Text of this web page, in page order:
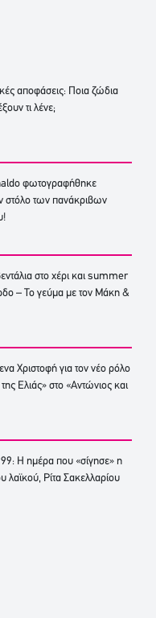
αποφάσεις: Ποια ζώδια
τι λένε;
φωτογραφήθηκε
στόλο των πανάκριβων
στο χέρι και summer
– Το γεύμα με τον Μάκη &
Χριστοφή για τον νέο ρόλο
Ελιάς» στο «Αντώνιος και
Η ημέρα που «σίγησε» η
λαϊκού, Ρίτα Σακελλαρίου